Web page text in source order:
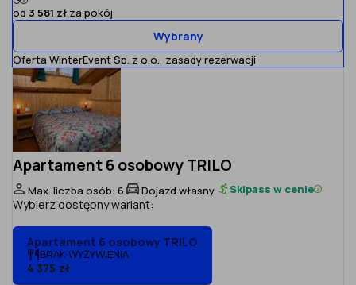
od 3 581 zł za pokój
Wybrany
Oferta WinterEvent Sp. z o.o., zasady rezerwacji
Apartament 6 osobowy TRILO
Max. liczba osób: 6 Dojazd własny Skipass w cenie
Wybierz dostępny wariant:
Apartament 6 osobowy TRILO
BRAK WYŻYWIENIA
4 375 zł